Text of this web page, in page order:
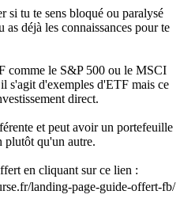
si tu te sens bloqué ou paralysé
déjà les connaissances pour te
comme le S&P 500 ou le MSCI
s'agit d'exemples d'ETF mais ce
direct.
et peut avoir un portefeuille
plutôt qu'un autre.
en cliquant sur ce lien :
landing-page-guide-offert-fb/⁠